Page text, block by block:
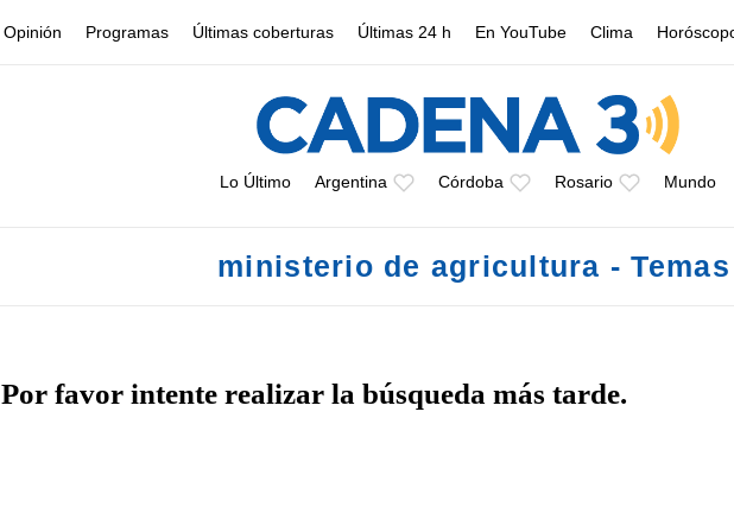
Opinión Programas Últimas coberturas Últimas 24 h En YouTube Clima
Lo Último Argentina Córdoba Rosario Mundo
ministerio de agricultura - Temas
Por favor intente realizar la búsqueda más tarde.